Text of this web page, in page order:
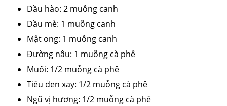
Dầu hào: 2 muỗng canh
Dầu mè: 1 muỗng canh
Mật ong: 1 muỗng canh
Đường nâu: 1 muỗng cà phê
Muối: 1/2 muỗng cà phê
Tiêu đen xay: 1/2 muỗng cà phê
Ngũ vị hương: 1/2 muỗng cà phê